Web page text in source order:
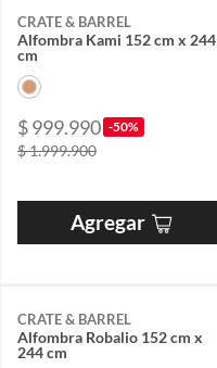
CRATE & BARREL
Alfombra Kami 152 cm x 244
cm
$ 999.990 -50%
$ 1.999.900
Agregar
CRATE & BARREL
Alfombra Robalio 152 cm x
244 cm